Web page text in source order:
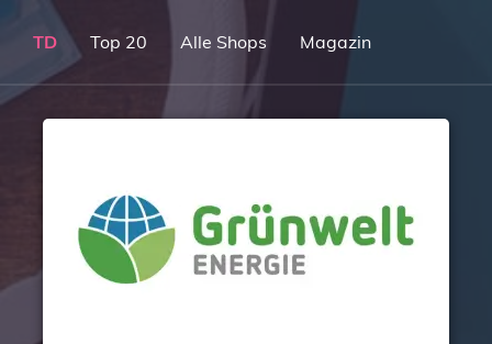
TD Top 20 Alle Shops Magazin